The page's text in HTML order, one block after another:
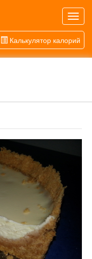
Калькулятор калорий